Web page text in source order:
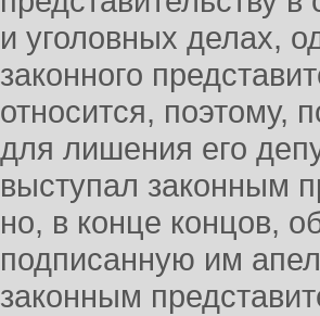
и уголовных делах,
законного
относится, поэтому,
для лишения его
выступал законным
но, в конце концов,
подписанную им
законным